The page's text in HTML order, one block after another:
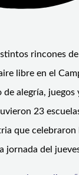
rincones
libre en el
alegría, juegos
23
que celebraron
jornada del